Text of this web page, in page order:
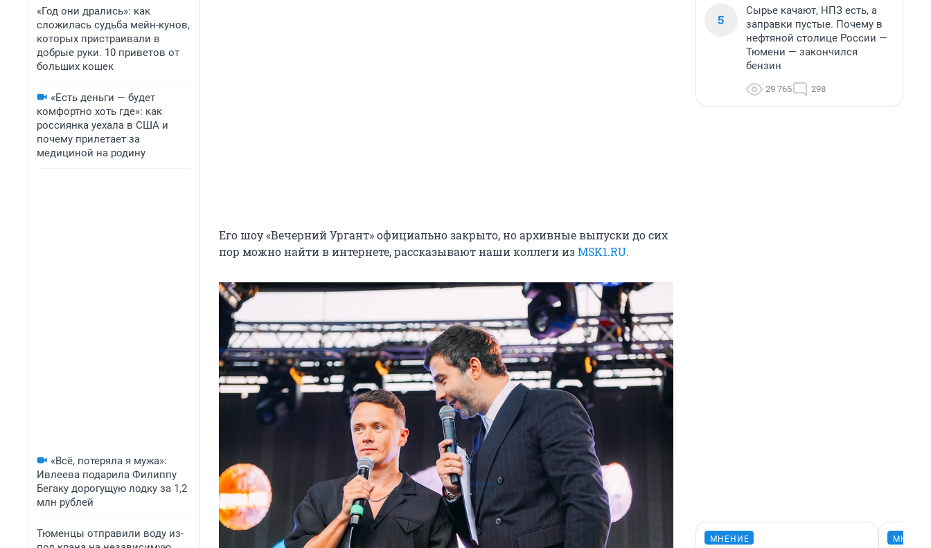
«Год они дрались»: как
сложилась судьба мейн-кунов,
которых пристраивали в
добрые руки. 10 приветов от
больших кошек
«Есть деньги — будет
комфортно хоть где»: как
россиянка уехала в США и
почему прилетает за
медициной на родину
«Всё, потеряла я мужа»:
Ивлеева подарила Филиппу
Бегаку дорогущую лодку за 1,2
млн рублей
Тюменцы отправили воду из-
Его шоу «Вечерний Ургант» официально закрыто, но архивные выпуски до сих
пор можно найти в интернете, рассказывают наши коллеги изMSK1.RU.
5
Сырье качают, НПЗ есть, а
заправки пустые. Почему в
нефтяной столице России —
Тюмени — закончился
бензин
29 765 298
МНЕНИЕ